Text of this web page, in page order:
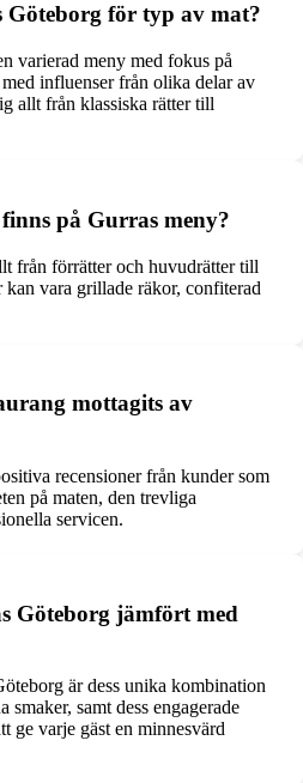
för typ av mat?
varierad meny med fokus på
influenser från olika delar av
allt från klassiska rätter till
på Gurras meny?
från förrätter och huvudrätter till
kan vara grillade räkor, confiterad
mottagits av
recensioner från kunder som
på maten, den trevliga
servicen.
Göteborg jämfört med
är dess unika kombination
samt dess engagerade
ge varje gäst en minnesvärd